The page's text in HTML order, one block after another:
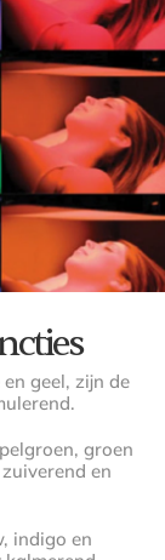
geel, zijn de
groen
en
indigo en